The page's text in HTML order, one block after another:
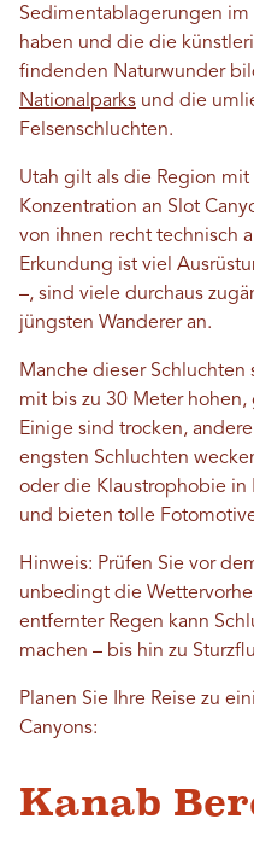
Sedimentablagerungen
haben und die die
findenden Naturwunder
Nationalparks und die
Felsenschluchten.
Utah gilt als die Region
Konzentration an Slot
von ihnen recht technisch
Erkundung ist viel
–, sind viele durchaus
jüngsten Wanderer an.
Manche dieser
mit bis zu 30 Meter
Einige sind trocken,
engsten Schluchten
oder die Klaustrophobie in
und bieten tolle
Hinweis: Prüfen Sie vor
unbedingt die
entfernter Regen kann
machen – bis hin zu
Planen Sie Ihre Reise zu
Canyons:
Kanab